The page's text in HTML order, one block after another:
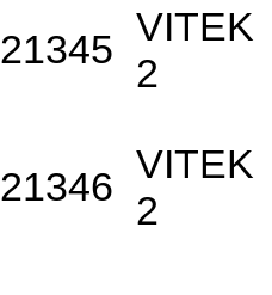
21345 VITEK
2
21346 VITEK
2